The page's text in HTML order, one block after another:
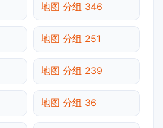
地图 分组 346
地图 分组 251
地图 分组 239
地图 分组 36